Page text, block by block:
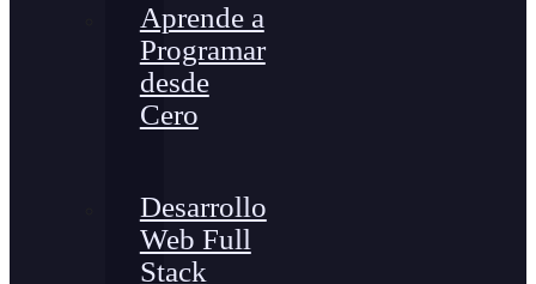
Aprende a
Programar
desde
Cero
Desarrollo
Web Full
Stack